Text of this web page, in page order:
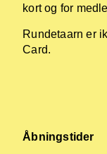
kort og for
Rundetaarn er
Card.
Åbningstider